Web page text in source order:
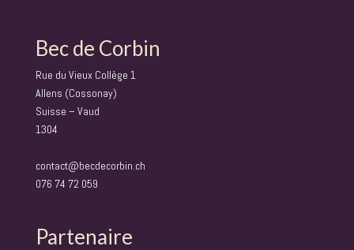
Bec de Corbin
Rue du Vieux Collège 1
Allens (Cossonay)
Suisse – Vaud
1304
contact@becdecorbin.ch
076 74 72 059
Partenaire